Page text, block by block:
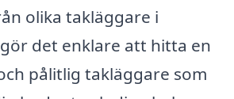
olika takläggare i
det enklare att hitta en
pålitlig takläggare som